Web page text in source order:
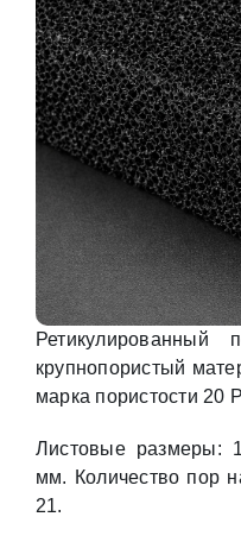
крупнопористый
марка пористости 20
Листовые размеры:
мм. Количество пор
21.